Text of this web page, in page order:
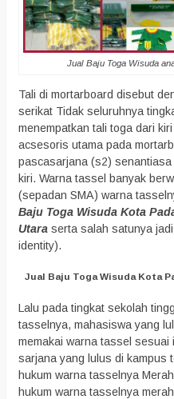
Jual Baju Toga Wisuda
Tali di mortarboard disebut
serikat Tidak seluruhnya
menempatkan tali toga dari
acsesoris utama pada
pascasarjana (s2)
kiri. Warna tassel banyak
(sepadan SMA) warna
Baju Toga Wisuda Kota
Utara serta salah satunya
identity).
Jual Baju Toga Wisuda Kota
Lalu pada tingkat sekolah
tasselnya, mahasiswa yang
memakai warna tassel
sarjana yang lulus di kampus
hukum warna tasselnya
hukum warna tasselnya